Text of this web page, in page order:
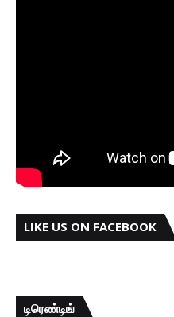
LIKE US ON FACEBOOK
டிரெண்டிங்